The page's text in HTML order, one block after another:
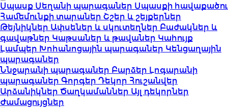
Սպասք Սեղանի պարագաներ Սպասքի հավաքածու
Համեմունքի տարաներ Շշեր և շեյքերներ
Թեյնիկներ Ափսեներ և սկուտեղներ Բաժակներ և
գավաթներ Կաթսաներ և թավաներ Կահույք
Լամպեր Խոհանոցային պարագաներ Կենցաղային
պարագաներ
Ննջարանի պարագաներ Բարձեր Լոգարանի
պարագաներ Գորգեր Դեկոր Հուշանվեր
Արձանիկներ Ծաղկամաններ Այլ դեկորներ
Ժամացույցներ